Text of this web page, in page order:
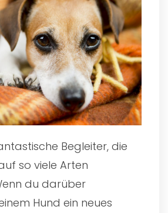
Begleiter, die
so viele Arten
du darüber
Hund ein neues